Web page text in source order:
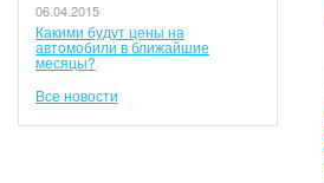
06.04.2015
Какими будут цены на
автомобили в ближайшие
месяцы?
Все новости